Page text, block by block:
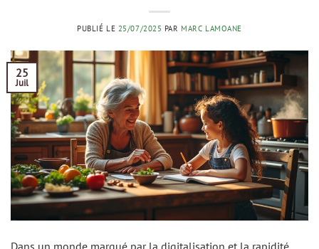
PUBLIÉ LE 25/07/2025 PAR MARC LAMOANE
25
Juil
Dans un monde marqué par la digitalisation et la rapidité